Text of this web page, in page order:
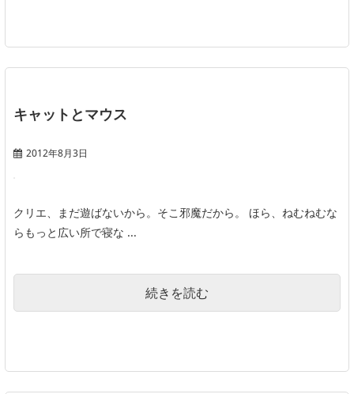
キャットとマウス
2012年8月3日
クリエ、まだ遊ばないから。そこ邪魔だから。 ほら、ねむねむな
らもっと広い所で寝な ...
続きを読む